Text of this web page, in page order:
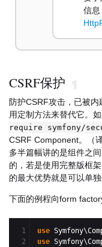
信息
CSRF保护 ¶
防护CSRF攻击，已被
用定制方法来替代它。
require symfony/
CSRF Component。（
多半篇幅讲的是组件之
的，若是使用完整版框
的最大优势就是可以单
下面的例程向form
1
2
use
use